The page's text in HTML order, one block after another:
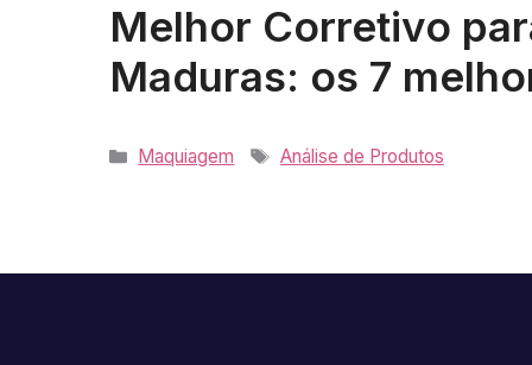
Melhor Corretivo
Maduras: os 7
Categorias
Maquiagem Tags
Análise de Produtos